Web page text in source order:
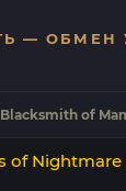
— ОБМЕН У
Blacksmith of
of Nightmare